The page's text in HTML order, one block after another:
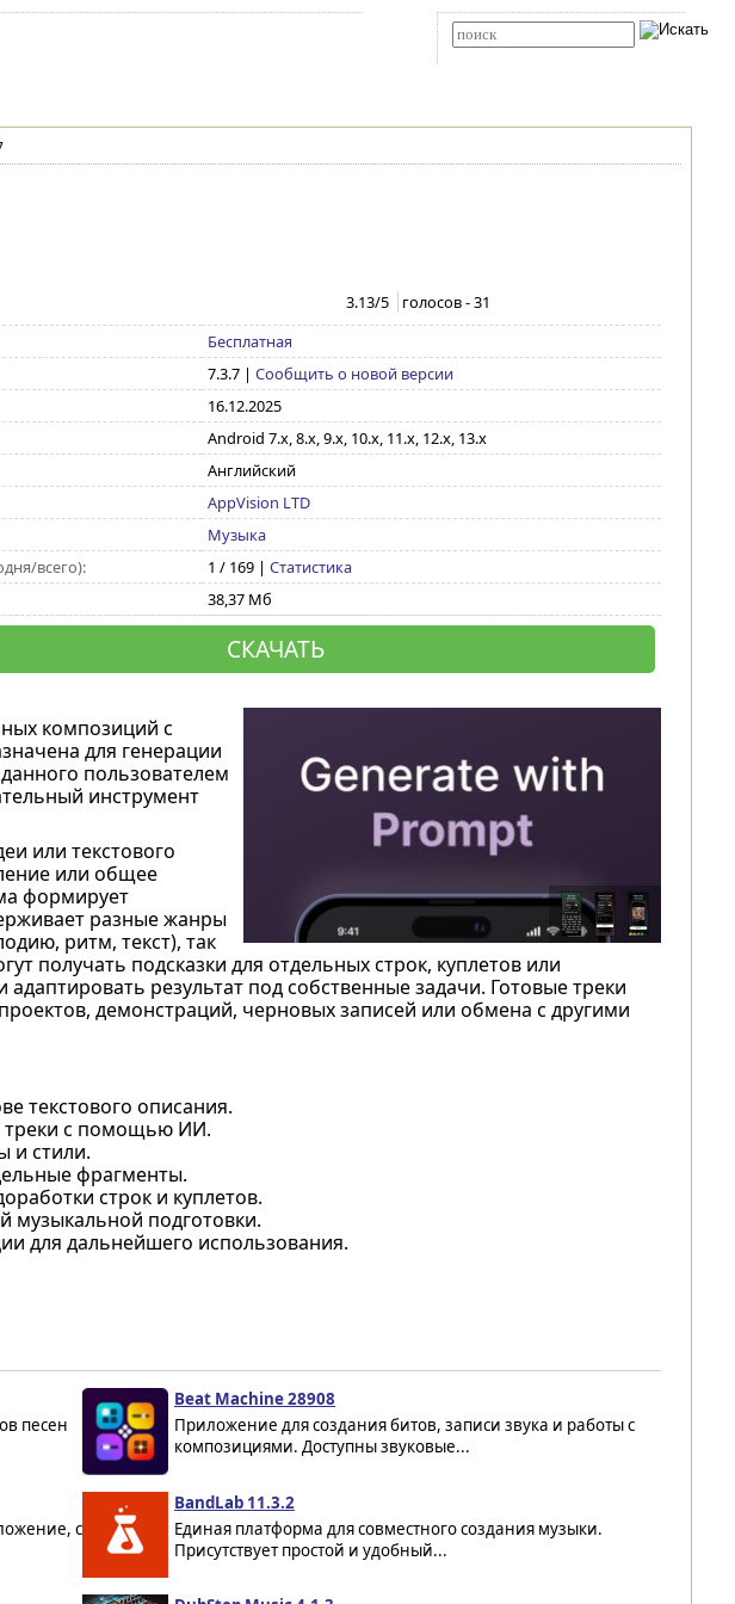
3.13/5 голосов -31
Бесплатная
7.3.7| Сообщить о новой версии
16.12.2025
Android 7.x, 8.x, 9.x, 10.x, 11.x, 12.x, 13.x
Английский
AppVision LTD
Музыка
всего):
1 / 169 | Статистика
38,37 Мб
СКАЧАТЬ
композиций с
для генерации
пользователем
инструмент
или текстового
или общее
формирует
разные жанры
ритм, текст), так
получать подсказки для отдельных строк, куплетов или
результат под собственные задачи. Готовые треки
демонстраций, черновых записей или обмена с другими
текстового описания.
треки с помощью ИИ.
и стили.
фрагменты.
строк и куплетов.
музыкальной подготовки.
для дальнейшего использования.
песен
Beat Machine 28908
Приложение для создания битов, записи звука и работы с
композициями. Доступны звуковые...
с
BandLab 11.3.2
Единая платформа для совместного создания музыки.
Присутствует простой и удобный...